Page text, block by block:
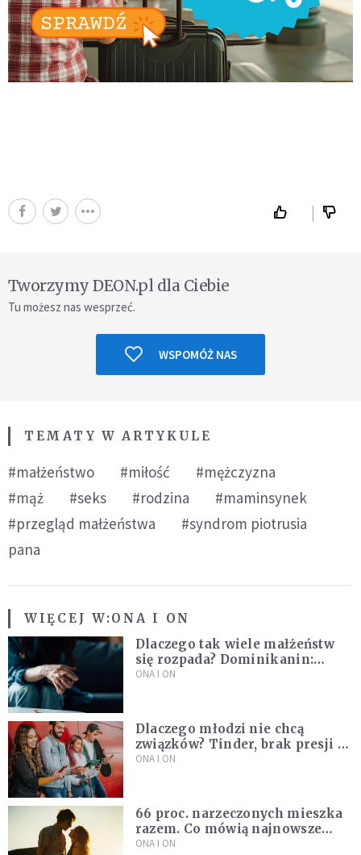
Tworzymy DEON.pl dla Ciebie
Tu możesz nas wesprzeć.
WSPOMÓŻ NAS
TEMATY W ARTYKULE
#małżeństwo #miłość
#mężczyzna
#mąż
#seks #rodzina
#maminsynek
#przegląd małżeństwa
#syndrom piotrusia
pana
WIĘCEJ W:ONA I ON
Dlaczego tak wiele małżeństw
się rozpada? Dominikanin:
Dążymy do dziecięcego
ONA I ON
Dlaczego młodzi nie chcą
związków? Tinder, brak presji i
nowe podejście do miłości
ONA I ON
66 proc. narzeczonych mieszka
razem. Co mówią najnowsze
badania ISKK?
ONA I ON